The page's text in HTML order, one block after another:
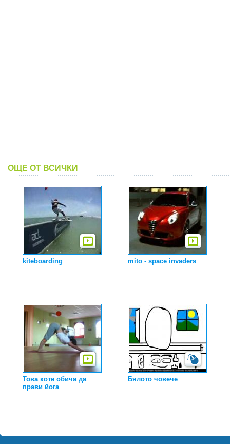
ОЩЕ ОТ ВСИЧКИ
kiteboarding mito - space invaders
Това коте обича да
прави йога
Бялото човече